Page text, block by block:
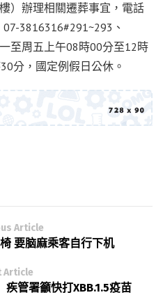
）辦理相關遷葬事宜，電話
3816316#291~293、
至周五上午08時00分至12時
分，國定例假日公休。
Article
要脑麻乘客自行下机
Article
管署籲快打XBB.1.5疫苗